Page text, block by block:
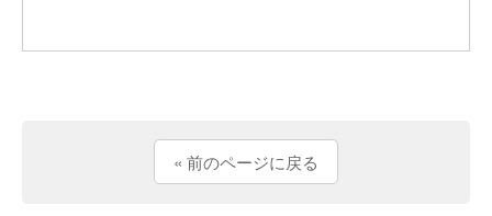
« 前のページに戻る